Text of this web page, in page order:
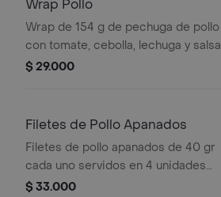
Wrap Pollo
Wrap de 154 g de pechuga de pollo
con tomate, cebolla, lechuga y salsa
blanca
$ 29.000
Filetes de Pollo Apanados
Filetes de pollo apanados de 40 gr
cada uno servidos en 4 unidades
acompañados de miel mostaza
$ 33.000